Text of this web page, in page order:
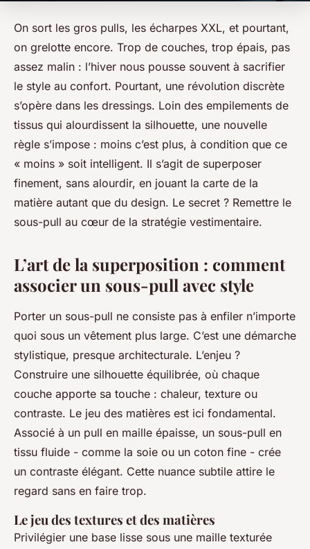
On sort les gros pulls, les écharpes XXL, et pourtant,
on grelotte encore. Trop de couches, trop épais, pas
assez malin : l’hiver nous pousse souvent à sacrifier
le style au confort. Pourtant, une révolution discrète
s’opère dans les dressings. Loin des empilements de
tissus qui alourdissent la silhouette, une nouvelle
règle s’impose : moins c’est plus, à condition que ce
« moins » soit intelligent. Il s’agit de superposer
finement, sans alourdir, en jouant la carte de la
matière autant que du design. Le secret ? Remettre le
sous-pull au cœur de la stratégie vestimentaire.
L’art de la superposition : comment
associer un sous-pull avec style
Porter un sous-pull ne consiste pas à enfiler n’importe
quoi sous un vêtement plus large. C’est une démarche
stylistique, presque architecturale. L’enjeu ?
Construire une silhouette équilibrée, où chaque
couche apporte sa touche : chaleur, texture ou
contraste. Le jeu des matières est ici fondamental.
Associé à un pull en maille épaisse, un sous-pull en
tissu fluide - comme la soie ou un coton fine - crée
un contraste élégant. Cette nuance subtile attire le
regard sans en faire trop.
Le jeu des textures et des matières
Privilégier une base lisse sous une maille texturée